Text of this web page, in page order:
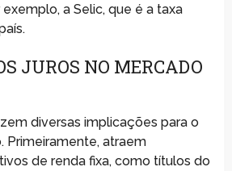
a Selic, que é a taxa
JUROS NO MERCADO
diversas implicações para o
Primeiramente, atraem
de renda fixa, como títulos do